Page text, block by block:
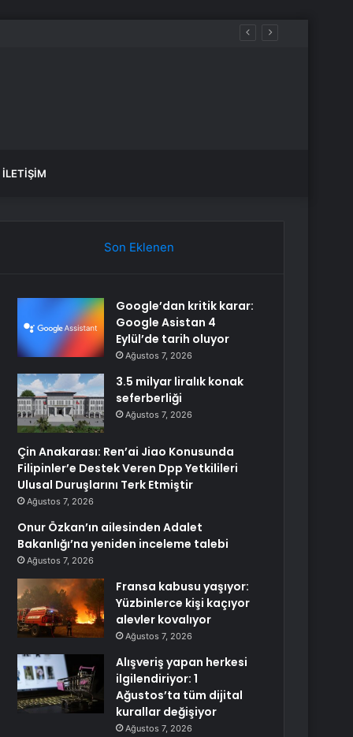
İLETIŞIM
Son Eklenen
Google’dan kritik karar:
Google Asistan 4
Eylül’de tarih oluyor
Ağustos 7, 2026
3.5 milyar liralık konak
seferberliği
Ağustos 7, 2026
Çin Anakarası: Ren’ai Jiao Konusunda
Filipinler’e Destek Veren Dpp Yetkilileri
Ulusal Duruşlarını Terk Etmiştir
Ağustos 7, 2026
Onur Özkan’ın ailesinden Adalet
Bakanlığı’na yeniden inceleme talebi
Ağustos 7, 2026
Fransa kabusu yaşıyor:
Yüzbinlerce kişi kaçıyor
alevler kovalıyor
Ağustos 7, 2026
Alışveriş yapan herkesi
ilgilendiriyor: 1
Ağustos’ta tüm dijital
kurallar değişiyor
Ağustos 7, 2026